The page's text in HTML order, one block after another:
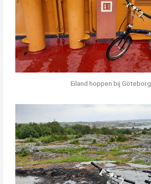
Eiland hoppen bij Göteborg